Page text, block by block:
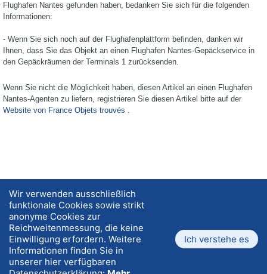
Flughafen Nantes gefunden haben, bedanken Sie sich für die folgenden
Informationen:
- Wenn Sie sich noch auf der Flughafenplattform befinden, danken wir
Ihnen, dass Sie das Objekt an einen Flughafen Nantes-Gepäckservice in
den Gepäckräumen der Terminals 1 zurücksenden.
Wenn Sie nicht die Möglichkeit haben, diesen Artikel an einen Flughafen
Nantes-Agenten zu liefern, registrieren Sie diesen Artikel bitte auf der
Website von France Objets trouvés .
Über uns
ist zu tun?
Privatsphäre
Nutzungsbedingungen
Häufig gestellte Fragen
Sitemap
Wir verwenden ausschließlich
funktionale Cookies sowie strikt
anonyme Cookies zur
Reichweitenmessung, die keine
Einwilligung erfordern. Weitere
Informationen finden Sie in
unserer hier verfügbaren
Ich verstehe es